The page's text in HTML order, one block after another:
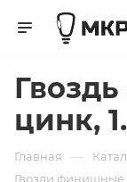
цинк,
Главная —
Гвозди финишные